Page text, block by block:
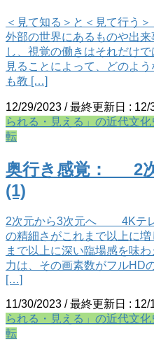
＜見て知る＞と＜見て行
外部の世界にあるものや出
し、視覚の働きはそれだけ
見ることによって、どのよ
も教 […]
12/29/2023 / 最終更新日 : 12/
られる・見える」の近代文
転
奥行き感覚： 2
(1)
2次元から3次元へ 4Kテレ
の精細さがこれまで以上に
まで以上に深い臨場感を味
力は、その画素数がフルHD
[…]
11/30/2023 / 最終更新日 : 12/
られる・見える」の近代文
転